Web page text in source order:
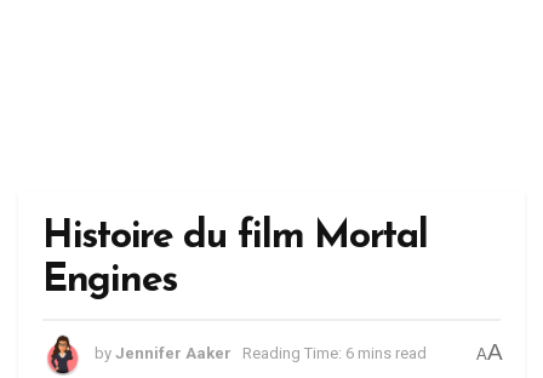
Histoire du film Mortal
Engines
by Jennifer Aaker Reading Time: 6 mins read AA